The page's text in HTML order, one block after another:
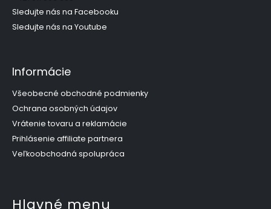
Sledujte nás na Facebooku
Sledujte nás na Youtube
Informácie
Všeobecné obchodné podmienky
Ochrana osobných údajov
Vrátenie tovaru a reklamácie
Prihlásenie affiliate partnera
Veľkoobchodná spolupráca
Hlavné menu